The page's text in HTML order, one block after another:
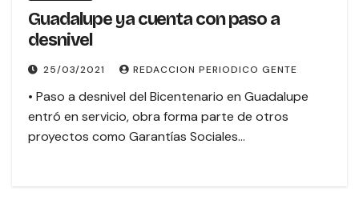
Guadalupe ya cuenta con paso a
desnivel
25/03/2021 REDACCION PERIODICO GENTE
• Paso a desnivel del Bicentenario en Guadalupe
entró en servicio, obra forma parte de otros
proyectos como Garantías Sociales…